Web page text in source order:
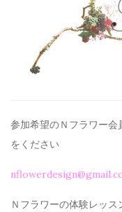
参加希望のＮフラワー
を ください
Ｎフラワーの体験レッ